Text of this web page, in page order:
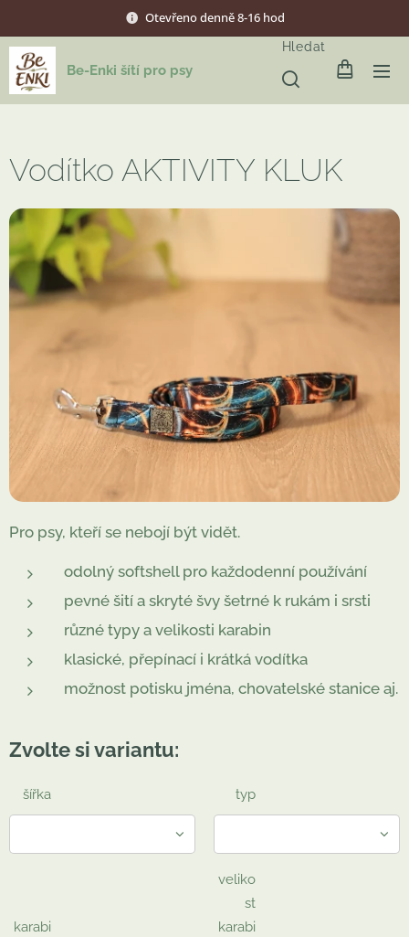
Otevřeno denně 8-16 hod
Be-Enki šítí pro psy
Hledat
Vodítko AKTIVITY KLUK
Pro psy, kteří se nebojí být vidět.
odolný softshell pro každodenní používání
pevné šití a skryté švy šetrné k rukám i srsti
různé typy a velikosti karabin
klasické, přepínací i krátká vodítka
možnost potisku jména, chovatelské stanice aj.
Zvolte si variantu:
šířka typ
karabi
veliko
st
karabi